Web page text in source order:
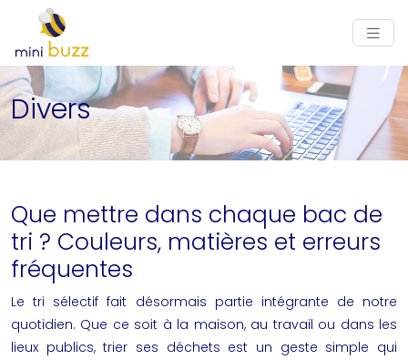
Divers
Que mettre dans chaque bac de
tri ? Couleurs, matières et erreurs
fréquentes
Le tri sélectif fait désormais partie intégrante de notre
quotidien. Que ce soit à la maison, au travail ou dans les
lieux publics, trier ses déchets est un geste simple qui